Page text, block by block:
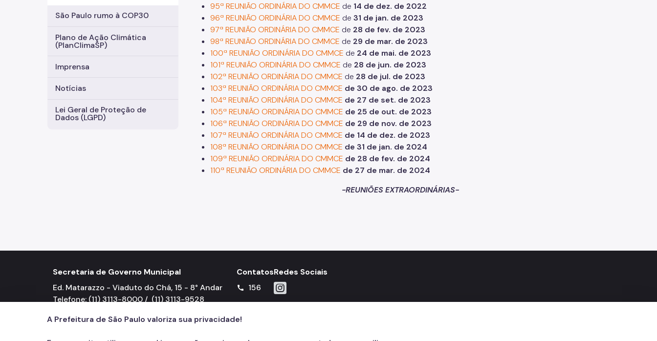
São Paulo rumo à COP30
Plano de Ação Climática
(PlanClimaSP)
Imprensa
Notícias
Lei Geral de Proteção de
Dados (LGPD)
95ª REUNIÃO ORDINÁRIA DO CMMCE de 14 de dez. de 2022
96ª REUNIÃO ORDINÁRIA DO CMMCE de 31 de jan. de 2023
97ª REUNIÃO ORDINÁRIA DO CMMCE de 28 de fev. de 2023
98ª REUNIÃO ORDINÁRIA DO CMMCE de 29 de mar. de 2023
100ª REUNIÃO ORDINÁRIA DO CMMCE de 24 de mai. de 2023
101ª REUNIÃO ORDINÁRIA DO CMMCE de 28 de jun. de 2023
102ª REUNIÃO ORDINÁRIA DO CMMCE de 28 de jul. de 2023
103ª REUNIÃO ORDINÁRIA DO CMMCE de 30 de ago. de 2023
104ª REUNIÃO ORDINÁRIA DO CMMCE de 27 de set. de 2023
105ª REUNIÃO ORDINÁRIA DO CMMCE de 25 de out. de 2023
106ª REUNIÃO ORDINÁRIA DO CMMCE de 29 de nov. de 2023
107ª REUNIÃO ORDINÁRIA DO CMMCE de 14 de dez. de 2023
108ª REUNIÃO ORDINÁRIA DO CMMCE de 31 de jan. de 2024
109ª REUNIÃO ORDINÁRIA DO CMMCE de 28 de fev. de 2024
110ª REUNIÃO ORDINÁRIA DO CMMCE de 27 de mar. de 2024
-REUNIÕES EXTRAORDINÁRIAS-
Secretaria de Governo Municipal
Ed. Matarazzo - Viaduto do Chá, 15 - 8° Andar
Telefone: (11) 3113-8000 / (11) 3113-9528
Contatos
call 156
Redes Sociais
Icone do Instagram
A Prefeitura de São Paulo valoriza sua privacidade!